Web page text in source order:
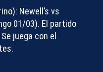
Newell’s vs
01/03). El partido
juega con el